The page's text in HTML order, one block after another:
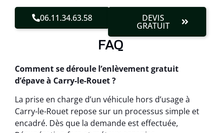
06.11.34.63.58 DEVIS
GRATUIT
FAQ
Comment se déroule l’enlèvement gratuit
d’épave à Carry-le-Rouet ?
La prise en charge d’un véhicule hors d’usage à
Carry-le-Rouet repose sur un processus simple et
encadré. Dès que la demande est effectuée,